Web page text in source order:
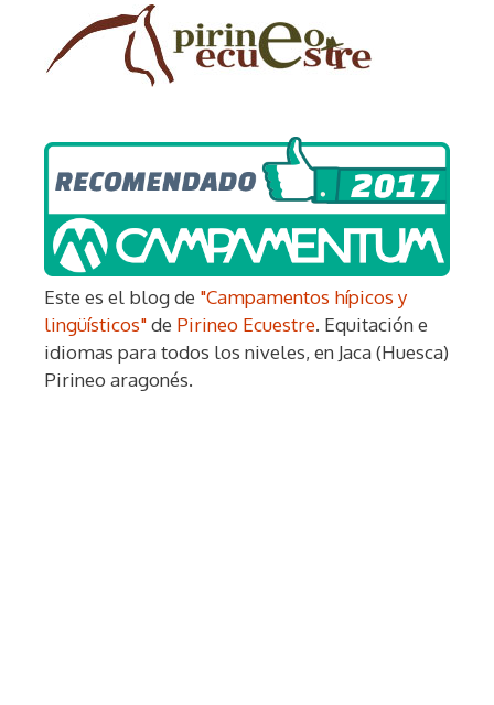
Este es el blog de "Campamentos hípicos y
lingüísticos"de Pirineo Ecuestre. Equitación e
idiomas para todos los niveles, en Jaca (Huesca)
Pirineo aragonés.